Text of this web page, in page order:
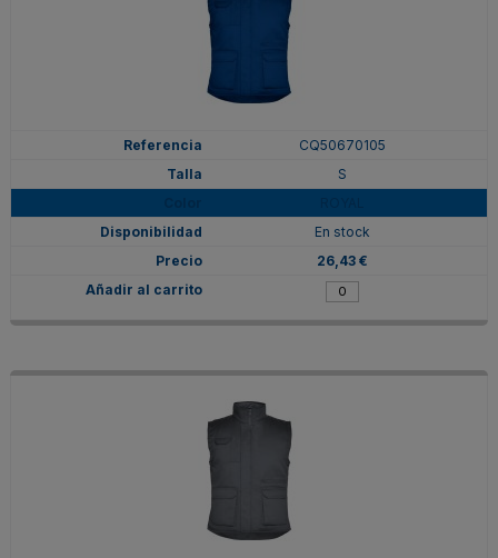
CQ50670105
S
En stock
26,43 €